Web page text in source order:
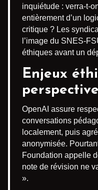
inquiétude : verra-t-
entièrement d’un
critique ? Les
l’image du SNES-
éthiques avant un
Enjeux
OpenAI assure
conversations
localement, puis
anonymisée.
Foundation appelle
note de révision ne
».